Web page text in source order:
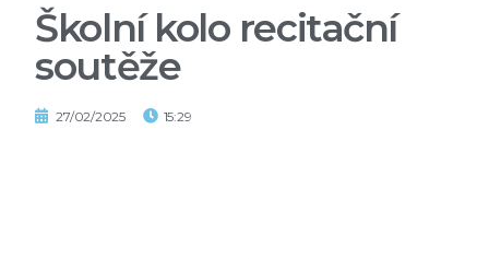
Školní kolo recitační
soutěže
27/02/2025 15:29